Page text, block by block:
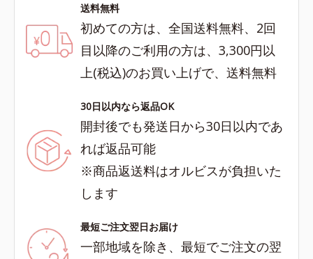
送料無料
初めての方は、全国送料無料、2回
目以降のご利用の方は、3,300円以
上(税込)のお買い上げで、送料無料
30日以内なら返品OK
開封後でも発送日から30日以内であ
れば返品可能
※商品返送料はオルビスが負担いた
します
最短ご注文翌日お届け
一部地域を除き、最短でご注文の翌